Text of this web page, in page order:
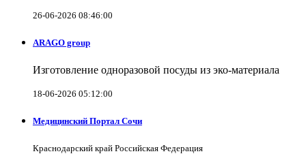
26-06-2026 08:46:00
ARAGO group
Изготовление одноразовой посуды из эко-материала
18-06-2026 05:12:00
Медицинский Портал Сочи
Краснодарский край Российская Федерация